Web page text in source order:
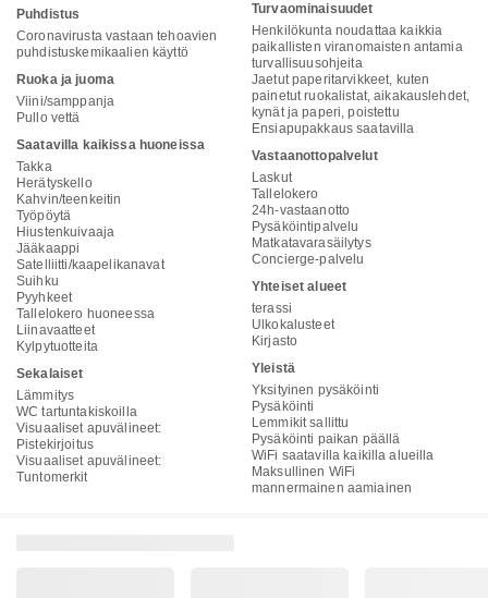
Puhdistus
Coronavirusta vastaan tehoavien
puhdistuskemikaalien käyttö
Ruoka ja juoma
Viini/samppanja
Pullo vettä
Saatavilla kaikissa huoneissa
Takka
Herätyskello
Kahvin/teenkeitin
Työpöytä
Hiustenkuivaaja
Jääkaappi
Satelliitti/kaapelikanavat
Suihku
Pyyhkeet
Tallelokero huoneessa
Liinavaatteet
Kylpytuotteita
Sekalaiset
Lämmitys
WC tartuntakiskoilla
Visuaaliset apuvälineet:
Pistekirjoitus
Visuaaliset apuvälineet:
Tuntomerkit
Turvaominaisuudet
Henkilökunta noudattaa kaikkia
paikallisten viranomaisten antamia
turvallisuusohjeita
Jaetut paperitarvikkeet, kuten
painetut ruokalistat, aikakauslehdet,
kynät ja paperi, poistettu
Ensiapupakkaus saatavilla
Vastaanottopalvelut
Laskut
Tallelokero
24h-vastaanotto
Pysäköintipalvelu
Matkatavarasäilytys
Concierge-palvelu
Yhteiset alueet
terassi
Ulkokalusteet
Kirjasto
Yleistä
Yksityinen pysäköinti
Pysäköinti
Lemmikit sallittu
Pysäköinti paikan päällä
WiFi saatavilla kaikilla alueilla
Maksullinen WiFi
mannermainen aamiainen